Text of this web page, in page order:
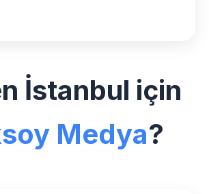
İstanbul için
Medya?